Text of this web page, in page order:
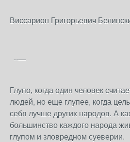
Виссарион Григорьевич
--—
Глупо, когда один человек
людей, но еще глупее, когда
себя лучше других народов. А
большинство каждого народа
глупом и зловредном суеверии.